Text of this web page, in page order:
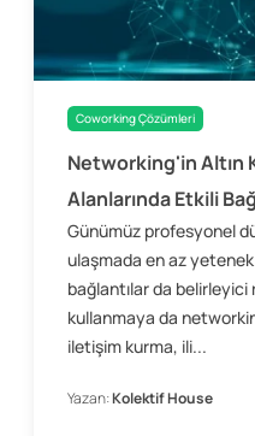
Coworking Çözümleri
Networking'in Altın
Alanlarında Etkili
Günümüz profesyonel
ulaşmada en az
bağlantılar da belirleyici
kullanmaya da
iletişim kurma, ili...
Yazan:Kolektif House